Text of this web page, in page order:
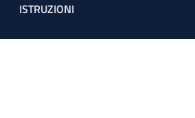
ISTRUZIONI